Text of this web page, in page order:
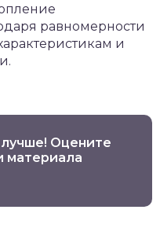
равномерности
и
Оцените
материала